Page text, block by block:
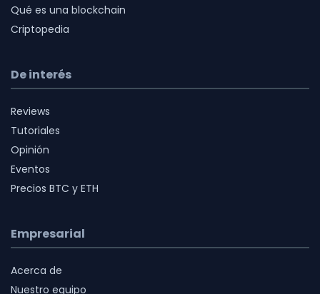
Qué es una blockchain
Criptopedia
De interés
Reviews
Tutoriales
Opinión
Eventos
Precios BTC y ETH
Empresarial
Acerca de
Nuestro equipo